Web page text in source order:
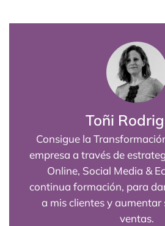
Toñi
Consigue la
empresa a través de
Online, Social Media &
continua formación, para
a mis clientes y aumentar
ventas.